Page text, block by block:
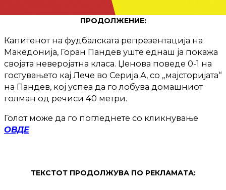
ПРОДОЛЖЕНИЕ:
Капитенот на фудбалската репрезентација на
Македонија, Горан Пандев уште еднаш ја покажа
својата неверојатна класа. Џенова поведе 0-1 на
гостувањето кај Лече во Серија А, со „мајсторијата“
на Пандев, кој успеа да го лобува домашниот
голман од речиси 40 метри.
Голот може да го погледнете со кликнување
ОВДЕ
ТЕКСТОТ ПРОДОЛЖУВА ПО РЕКЛАМАТА: